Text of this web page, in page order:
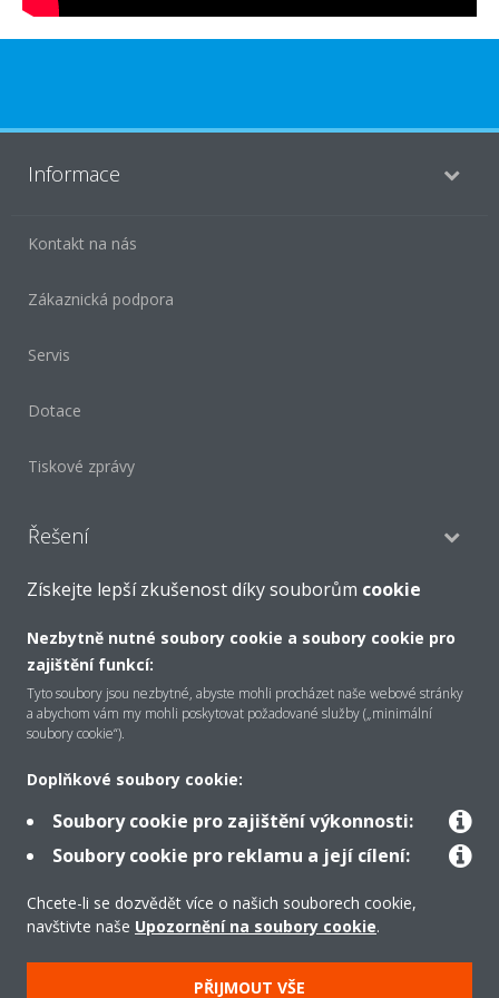
Informace
Kontakt na nás
Zákaznická podpora
Servis
Dotace
Tiskové zprávy
Řešení
Pro váš domov
Maloobchod
Kanceláře
Rekreační prostory
Hotely
Chlazení infrastruktury
Získejte lepší zkušenost díky souborům cookie
Nezbytně nutné soubory cookie a soubory cookie pro
zajištění funkcí:
Tyto soubory jsou nezbytné, abyste mohli procházet naše webové stránky
a abychom vám my mohli poskytovat požadované služby („minimální
soubory cookie“).
Doplňkové soubory cookie:
Soubory cookie pro zajištění výkonnosti:
Soubory cookie pro reklamu a její cílení:
Chcete-li se dozvědět více o našich souborech cookie,
navštivte naše Upozornění na soubory cookie.
PŘIJMOUT VŠE